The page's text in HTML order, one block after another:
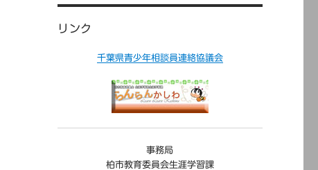
リンク
千葉県青少年相談員連絡協議会
事務局
柏市教育委員会生涯学習課